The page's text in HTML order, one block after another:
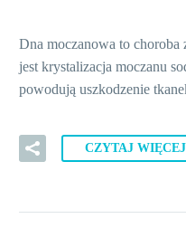
Dna moczanowa to choroba
jest krystalizacja moczanu
powodują uszkodzenie
CZYTAJ WIĘCEJ